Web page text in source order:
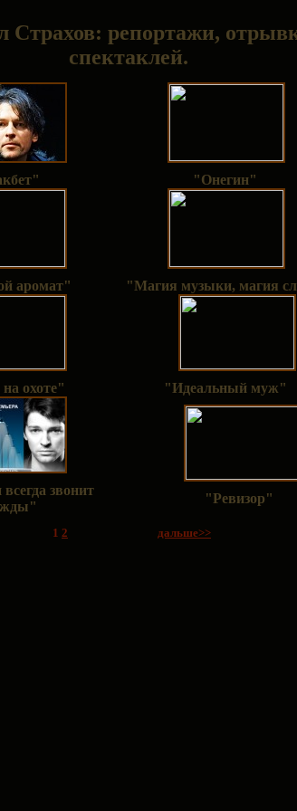
Страхов: репортажи,
спектаклей.
"Онегин"
аромат" "Магия музыки, магия
охоте" "Идеальный муж"
звонит
"
"Ревизор"
1 2 дальше>>